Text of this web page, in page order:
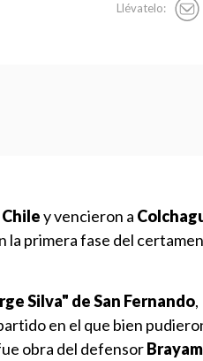
Llévatelo:
Chiley vencieron a
la primera fase del certamen
Silva" de San Fernando,
en el que bien
obra del defensor